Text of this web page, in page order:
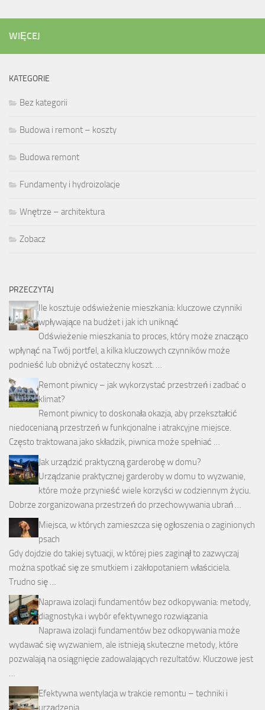
WIĘCEJ
KATEGORIE
Bez kategorii
Budowa i remont – koszty
Budowa remont
Fundamenty i hydroizolacje
Wnętrze – architektura
Zobacz
PRZECZYTAJ
Ile kosztuje odświeżenie mieszkania: kluczowe czynniki
wpływające na budżet i jak ich uniknąć
Odświeżenie mieszkania to proces, który może znacząco
wpłynąć na Twój portfel, a kilka kluczowych czynników może
podnieść lub obniżyć ostateczny koszt. …
Remont piwnicy – jak wykorzystać przestrzeń i zadbać o
klimat?
Remont piwnicy to doskonała okazja, aby przekształcić
niedocenianą przestrzeń w funkcjonalne i atrakcyjne miejsce.
Często traktowana jako składzik, piwnica może spełniać …
Jak urządzić praktyczną garderobę w domu?
Urządzanie praktycznej garderoby w domu to wyzwanie,
które może przynieść wiele korzyści w codziennym życiu.
Dobrze zorganizowana przestrzeń do przechowywania ubrań …
Miejsca, w których zamieszcza się ogłoszenia o zaginionych
psach
Gdy dojdzie do takiej sytuacji, w której pies zaginął to zazwyczaj
można spotkać się ze smutkiem i zakłopotaniem właściciela.
Trudno się …
Naprawa izolacji fundamentów bez odkopywania: metody,
diagnostyka i wybór efektywnego rozwiązania
Naprawa izolacji fundamentów bez odkopywania może
wydawać się wyzwaniem, ale istnieją skuteczne metody, które
pozwalają na osiągnięcie zadowalających rezultatów. Kluczowe jest
…
Efektywna wentylacja w trakcie remontu – techniki i
urządzenia